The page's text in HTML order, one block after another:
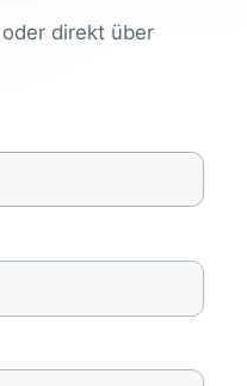
direkt über